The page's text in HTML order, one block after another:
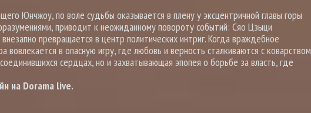
Юнчжоу, по воле судьбы оказывается в плену у эксцентричной главы горы
приводит к неожиданному повороту событий: Сяо Цзыци
превращается в центр политических интриг. Когда враждебное
в опасную игру, где любовь и верность сталкиваются с коварством
сердцах, но и захватывающая эпопея о борьбе за власть, где
на Dorama live.